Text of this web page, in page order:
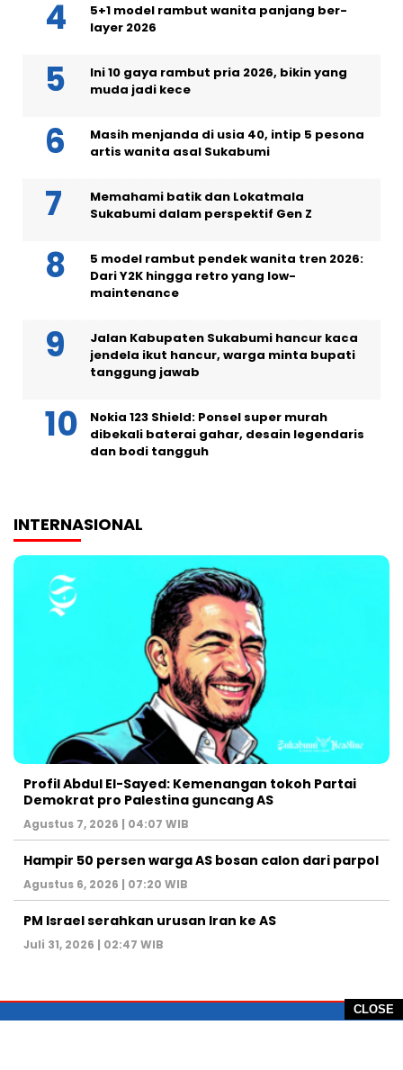
CLOSE
5+1 model rambut wanita panjang ber-
layer 2026
Ini 10 gaya rambut pria 2026, bikin yang
muda jadi kece
Masih menjanda di usia 40, intip 5 pesona
artis wanita asal Sukabumi
Memahami batik dan Lokatmala
Sukabumi dalam perspektif Gen Z
5 model rambut pendek wanita tren 2026:
Dari Y2K hingga retro yang low-
maintenance
Jalan Kabupaten Sukabumi hancur kaca
jendela ikut hancur, warga minta bupati
tanggung jawab
Nokia 123 Shield: Ponsel super murah
dibekali baterai gahar, desain legendaris
dan bodi tangguh
INTERNASIONAL
Profil Abdul El-Sayed: Kemenangan tokoh Partai
Demokrat pro Palestina guncang AS
Agustus 7, 2026 | 04:07 WIB
Hampir 50 persen warga AS bosan calon dari parpol
Agustus 6, 2026 | 07:20 WIB
PM Israel serahkan urusan Iran ke AS
Juli 31, 2026 | 02:47 WIB